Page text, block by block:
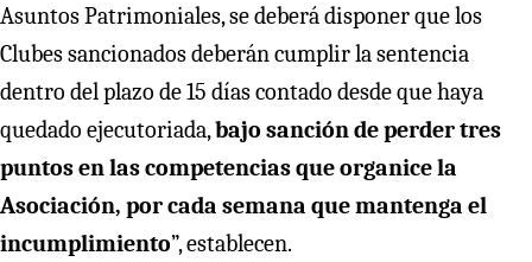
Asuntos Patrimoniales, se deberá disponer que los
Clubes sancionados deberán cumplir la sentencia
dentro del plazo de 15 días contado desde que haya
quedado ejecutoriada,bajo sanción de perder tres
puntos en las competencias que organice la
Asociación, por cada semana que mantenga el
incumplimiento”, establecen.